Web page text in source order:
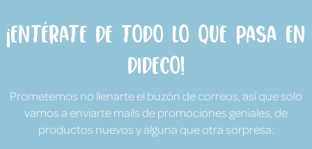
¡Entérate de todo lo que pasa en
Dideco!
Prometemos no llenarte el buzón de correos, así que solo
vamos a enviarte mails de promociones geniales, de
productos nuevos y alguna que otra sorpresa.